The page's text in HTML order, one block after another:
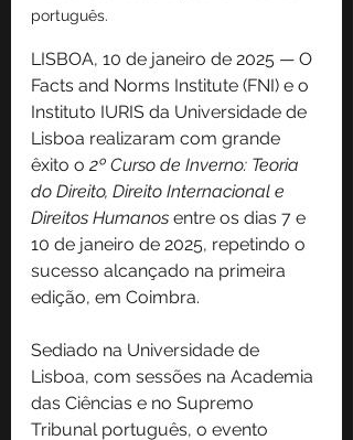
português.
LISBOA, 10 de janeiro de 2025 — O
Facts and Norms Institute (FNI) e o
Instituto IURIS da Universidade de
Lisboa realizaram com grande
êxito o 2º Curso de Inverno: Teoria
do Direito, Direito Internacional e
Direitos Humanos entre os dias 7 e
10 de janeiro de 2025, repetindo o
sucesso alcançado na primeira
edição, em Coimbra.
Sediado na Universidade de
Lisboa, com sessões na Academia
das Ciências e no Supremo
Tribunal português, o evento